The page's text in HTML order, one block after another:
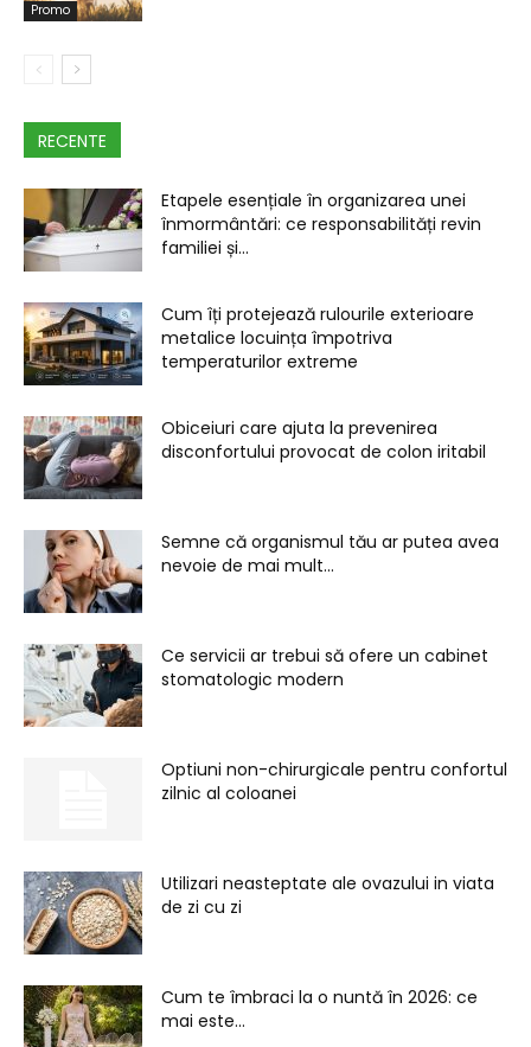
Promo
RECENTE
Etapele esențiale în organizarea unei
înmormântări: ce responsabilități revin
familiei și...
Cum îți protejează rulourile exterioare
metalice locuința împotriva
temperaturilor extreme
Obiceiuri care ajuta la prevenirea
disconfortului provocat de colon iritabil
Semne că organismul tău ar putea avea
nevoie de mai mult...
Ce servicii ar trebui să ofere un cabinet
stomatologic modern
Optiuni non-chirurgicale pentru confortul
zilnic al coloanei
Utilizari neasteptate ale ovazului in viata
de zi cu zi
Cum te îmbraci la o nuntă în 2026: ce
mai este...